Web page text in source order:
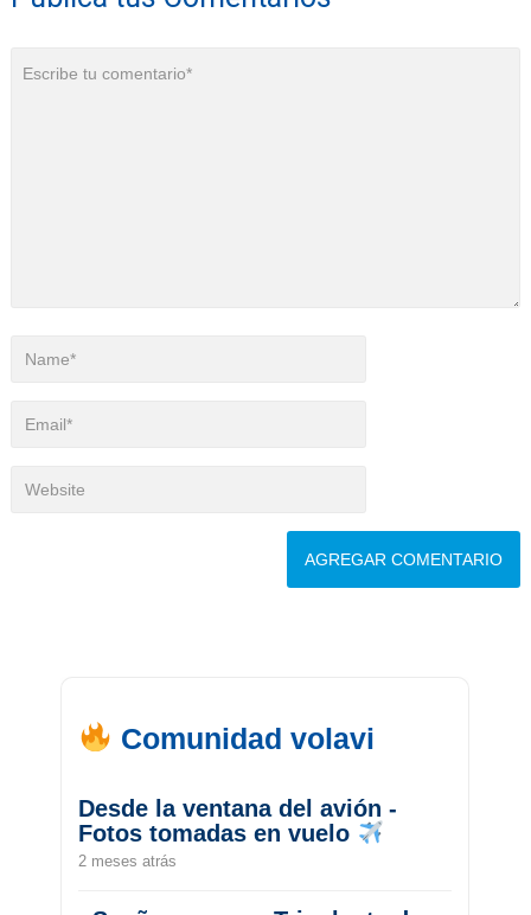
Comunidad volavi
Desde la ventana del avión -
Fotos tomadas en vuelo
2 meses atrás